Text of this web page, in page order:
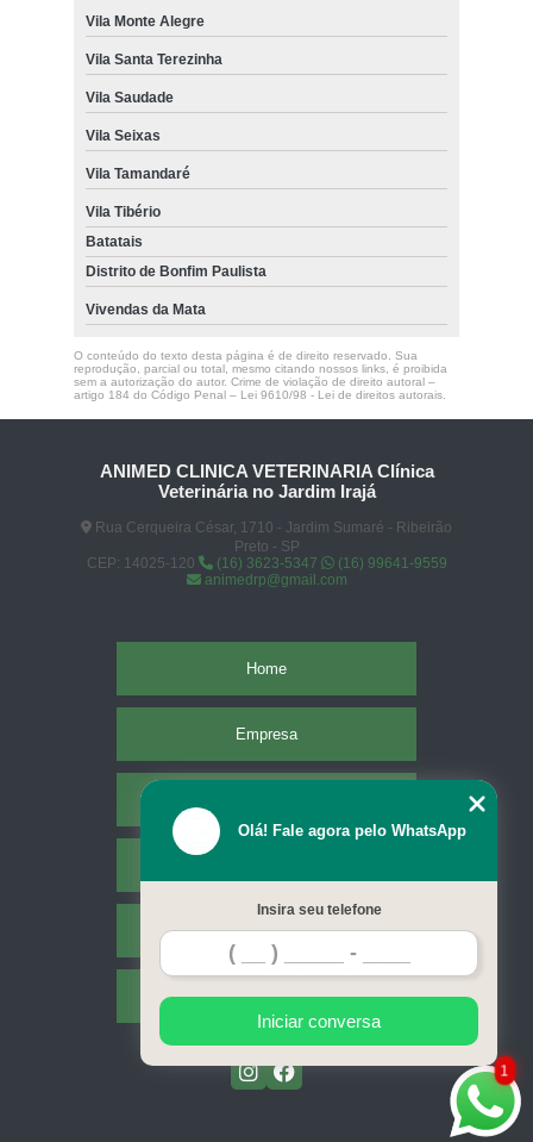
Vila Monte Alegre
Vila Santa Terezinha
Vila Saudade
Vila Seixas
Vila Tamandaré
Vila Tibério
Batatais
Distrito de Bonfim Paulista
Vivendas da Mata
O conteúdo do texto desta página é de direito reservado. Sua
reprodução, parcial ou total, mesmo citando nossos links, é proibida
sem a autorização do autor. Crime de violação de direito autoral –
artigo 184 do Código Penal – Lei 9610/98 - Lei de direitos autorais.
ANIMED CLINICA VETERINARIA Clínica
Veterinária no Jardim Irajá
Rua Cerqueira César, 1710 - Jardim Sumaré - Ribeirão
Preto - SP
CEP: 14025-120
(16) 3623-5347
(16) 99641-9559
animedrp@gmail.com
Home
Empresa
Contato
Mapa do site
1
Olá! Fale agora pelo WhatsApp
Insira seu telefone
Iniciar conversa